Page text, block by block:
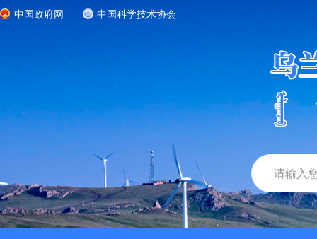
中国政府网 中国科学技术协会